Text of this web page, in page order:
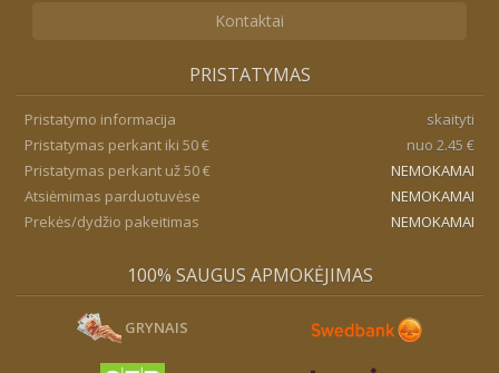
Kontaktai
PRISTATYMAS
Pristatymo informacija
skaityti
Pristatymas perkant iki 50 €
nuo 2.45 €
Pristatymas perkant už 50 €
NEMOKAMAI
Atsiėmimas parduotuvėse
NEMOKAMAI
Prekės/dydžio pakeitimas
NEMOKAMAI
100% SAUGUS APMOKĖJIMAS
GRYNAIS